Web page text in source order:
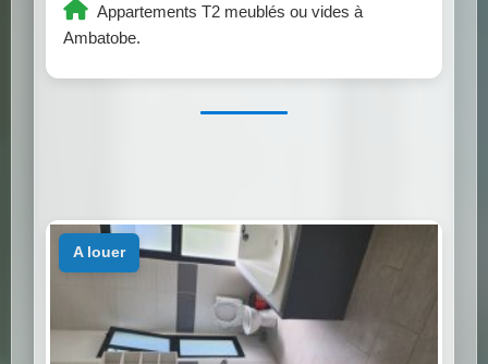
Appartements T2 meublés ou vides à
Ambatobe.
a louer